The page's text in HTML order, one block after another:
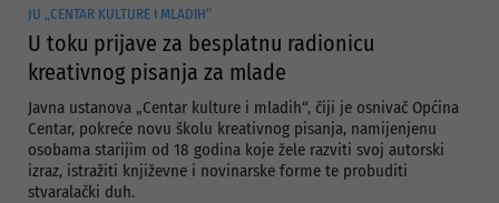
JU „CENTAR KULTURE I MLADIH“
U toku prijave za besplatnu radionicu
kreativnog pisanja za mlade
Javna ustanova „Centar kulture i mladih“, čiji je osnivač Općina
Centar, pokreće novu školu kreativnog pisanja, namijenjenu
osobama starijim od 18 godina koje žele razviti svoj autorski
izraz, istražiti književne i novinarske forme te probuditi
stvaralački duh.